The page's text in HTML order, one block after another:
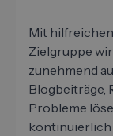
Mit
Zielgruppe
zunehmend
Blogbeiträge,
Probleme
kontinuierlich